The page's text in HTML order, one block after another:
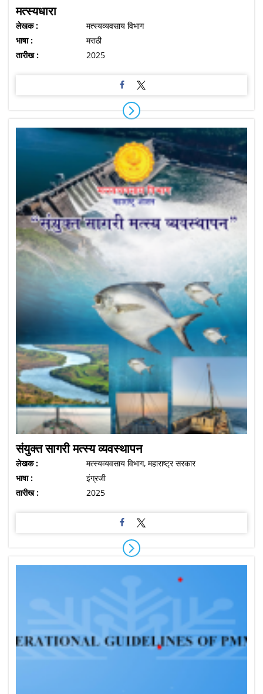
मत्स्यधारा
लेखक :
मत्स्यव्यवसाय विभाग
भाषा :
मराठी
तारीख :
2025
संयुक्त सागरी मत्स्य व्यवस्थापन
लेखक :
मत्स्यव्यवसाय विभाग, महाराष्ट्र सरकार
भाषा :
इंग्रजी
तारीख :
2025